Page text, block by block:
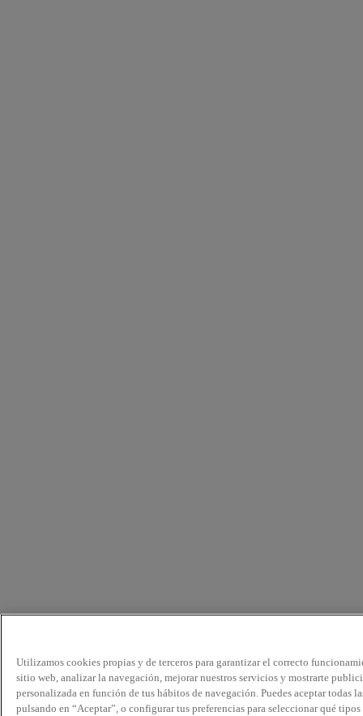
Utilizamos cookies propias y de terceros para garantizar el correcto
sitio web, analizar la navegación, mejorar nuestros servicios y mostrarte
personalizada en función de tus hábitos de navegación. Puedes aceptar todas
pulsando en “Aceptar”, o configurar tus preferencias para seleccionar qué tipos